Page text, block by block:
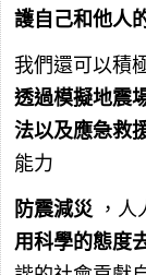
護自己和他人
我們還可以積
透過模擬地震
法以及應急救
能力
防震減災 ，
用科學的態度